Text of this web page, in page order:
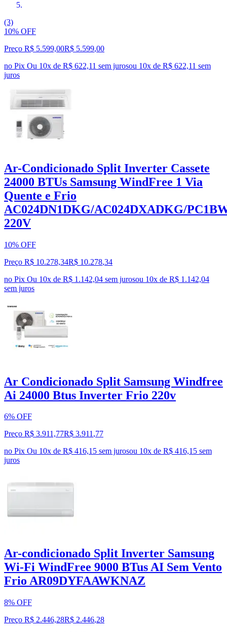
(3)
10% OFF
Preço R$ 5.599,00R$ 5.599,00
no Pix Ou 10x de R$ 622,11 sem jurosou 10x de R$ 622,11 sem
juros
Ar-Condicionado Split Inverter Cassete
24000 BTUs Samsung WindFree 1 Via
Quente e Frio
AC024DN1DKG/AC024DXADKG/
220V
10% OFF
Preço R$ 10.278,34R$ 10.278,34
no Pix Ou 10x de R$ 1.142,04 sem jurosou 10x de R$ 1.142,04
sem juros
Ar Condicionado Split Samsung Windfree
Ai 24000 Btus Inverter Frio 220v
6% OFF
Preço R$ 3.911,77R$ 3.911,77
no Pix Ou 10x de R$ 416,15 sem jurosou 10x de R$ 416,15 sem
juros
Ar-condicionado Split Inverter Samsung
Wi-Fi WindFree 9000 BTus AI Sem Vento
Frio AR09DYFAAWKNAZ
8% OFF
Preço R$ 2.446,28R$ 2.446,28